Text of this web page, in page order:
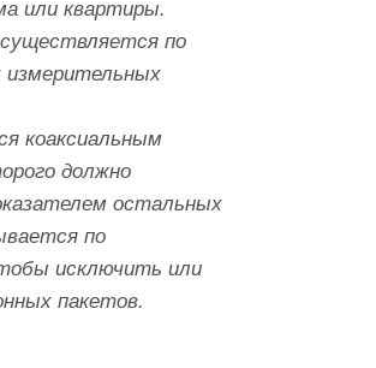
или квартиры.
по
измерительных
коаксиальным
должно
остальных
по
исключить или
пакетов.